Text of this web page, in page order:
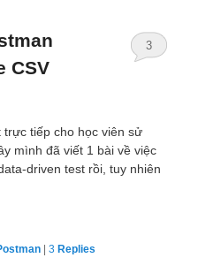
CSV
3
tiếp cho học viên sử
mình đã viết 1 bài về việc
driven test rồi, tuy nhiên
|3 Replies